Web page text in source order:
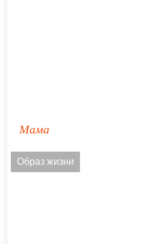
Мама
Образ жизни